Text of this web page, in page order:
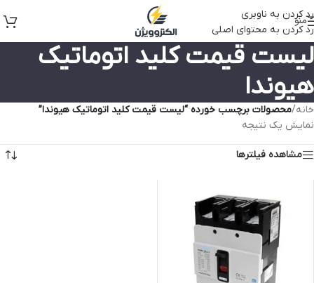
رد کردن به ناوبری
رد کردن به محتوای اصلی
منو
لیست قیمت کلید اتوماتیک
هیوندا
خانه/محصولات برچسب خورده “لیست قیمت کلید اتوماتیک هیوندا”
نمایش یک نتیجه
مشاهده فیلترها